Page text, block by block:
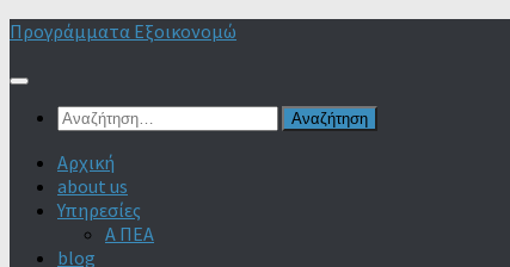
Skip
content
Προγράμματα Εξοικονομώ
Αναζήτηση
Αρχική
about us
Υπηρεσίες
Α ΠΕΑ
blog